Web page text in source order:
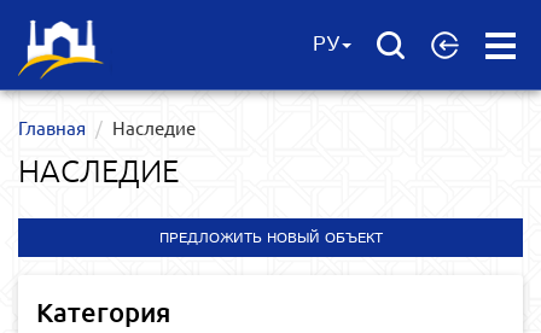
Open
РУ
Главная Наследие
НАСЛЕДИЕ
ПРЕДЛОЖИТЬ НОВЫЙ ОБЪЕКТ
Категория